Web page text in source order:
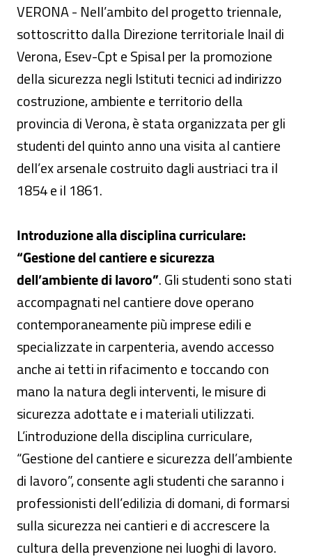
VERONA - Nell’ambito del progetto triennale,
sottoscritto dalla Direzione territoriale Inail di
Verona, Esev-Cpt e Spisal per la promozione
della sicurezza negli Istituti tecnici ad indirizzo
costruzione, ambiente e territorio della
provincia di Verona, è stata organizzata per gli
studenti del quinto anno una visita al cantiere
dell’ex arsenale costruito dagli austriaci tra il
1854 e il 1861.
Introduzione alla disciplina curriculare:
“Gestione del cantiere e sicurezza
dell’ambiente di lavoro”. Gli studenti sono stati
accompagnati nel cantiere dove operano
contemporaneamente più imprese edili e
specializzate in carpenteria, avendo accesso
anche ai tetti in rifacimento e toccando con
mano la natura degli interventi, le misure di
sicurezza adottate e i materiali utilizzati.
L’introduzione della disciplina curriculare,
“Gestione del cantiere e sicurezza dell’ambiente
di lavoro”, consente agli studenti che saranno i
professionisti dell’edilizia di domani, di formarsi
sulla sicurezza nei cantieri e di accrescere la
cultura della prevenzione nei luoghi di lavoro.